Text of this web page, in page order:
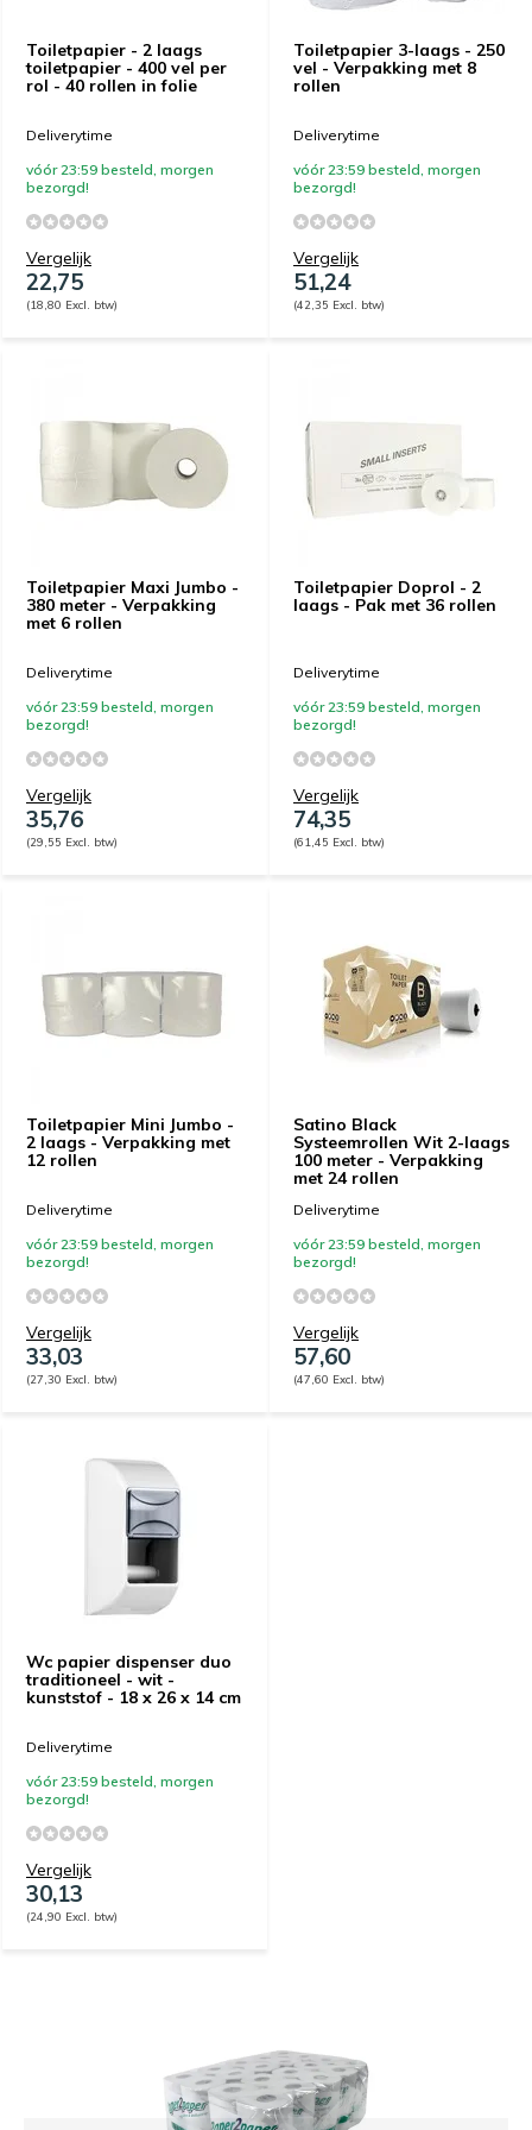
Toiletpapier - 2 laags
toiletpapier - 400 vel per
rol - 40 rollen in folie
Deliverytime
vóór 23:59 besteld, morgen
bezorgd!
Vergelijk
22,75
(18,80 Excl. btw)
Toiletpapier 3-laags - 250
vel - Verpakking met 8
rollen
Deliverytime
vóór 23:59 besteld, morgen
bezorgd!
Vergelijk
51,24
(42,35 Excl. btw)
Toiletpapier Maxi Jumbo -
380 meter - Verpakking
met 6 rollen
Deliverytime
vóór 23:59 besteld, morgen
bezorgd!
Vergelijk
35,76
(29,55 Excl. btw)
Toiletpapier Doprol - 2
laags - Pak met 36 rollen
Deliverytime
vóór 23:59 besteld, morgen
bezorgd!
Vergelijk
74,35
(61,45 Excl. btw)
Toiletpapier Mini Jumbo -
2 laags - Verpakking met
12 rollen
Deliverytime
vóór 23:59 besteld, morgen
bezorgd!
Vergelijk
33,03
(27,30 Excl. btw)
Satino Black
Systeemrollen Wit 2-laags
100 meter - Verpakking
met 24 rollen
Deliverytime
vóór 23:59 besteld, morgen
bezorgd!
Vergelijk
57,60
(47,60 Excl. btw)
Wc papier dispenser duo
traditioneel - wit -
kunststof - 18 x 26 x 14 cm
Deliverytime
vóór 23:59 besteld, morgen
bezorgd!
Vergelijk
30,13
(24,90 Excl. btw)